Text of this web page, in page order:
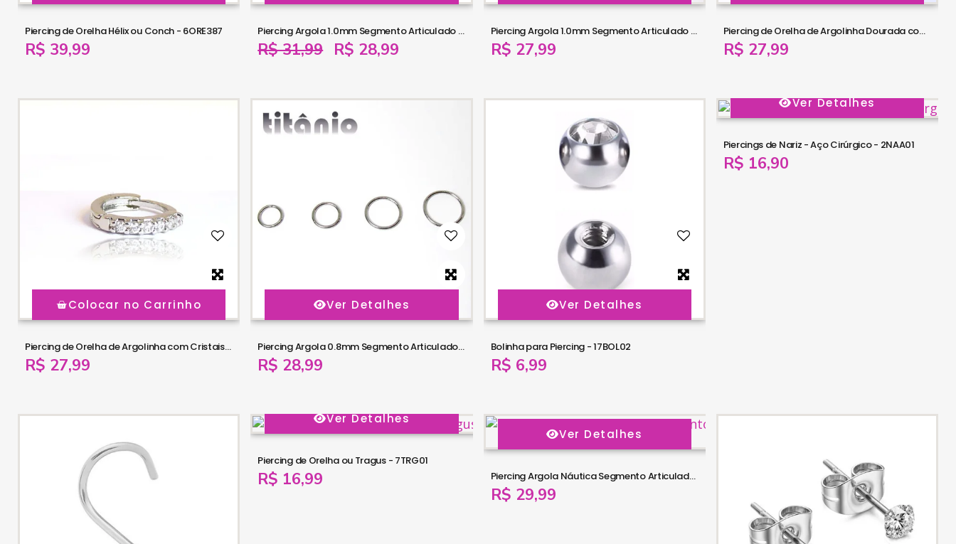
Piercing de Orelha Hélix ou Conch - 6ORE387
R$ 39,99
Piercing Argola 1.0mm Segmento Articulado em Titânio PVD GOLD - 6ORE577
R$ 31,99 R$ 28,99
Piercing Argola 1.0mm Segmento Articulado em Titânio - 6ORE553
R$ 27,99
Piercing de Orelha de Argolinha Dourada com Cristais - 6ORE369
R$ 27,99
Colocar no Carrinho
Piercing de Orelha de Argolinha com Cristais - 6ORE368
R$ 27,99
Ver Detalhes
Piercing Argola 0.8mm Segmento Articulado em Titânio - 6ORE552
R$ 28,99
Ver Detalhes
Bolinha para Piercing - 17BOL02
R$ 6,99
Ver Detalhes
Piercings de Nariz - Aço Cirúrgico - 2NAA01
R$ 16,90
Ver Detalhes
Piercing de Orelha ou Tragus - 7TRG01
R$ 16,99
Ver Detalhes
Piercing Argola Náutica Segmento Articulado em Aço - 6ORE548
R$ 29,99